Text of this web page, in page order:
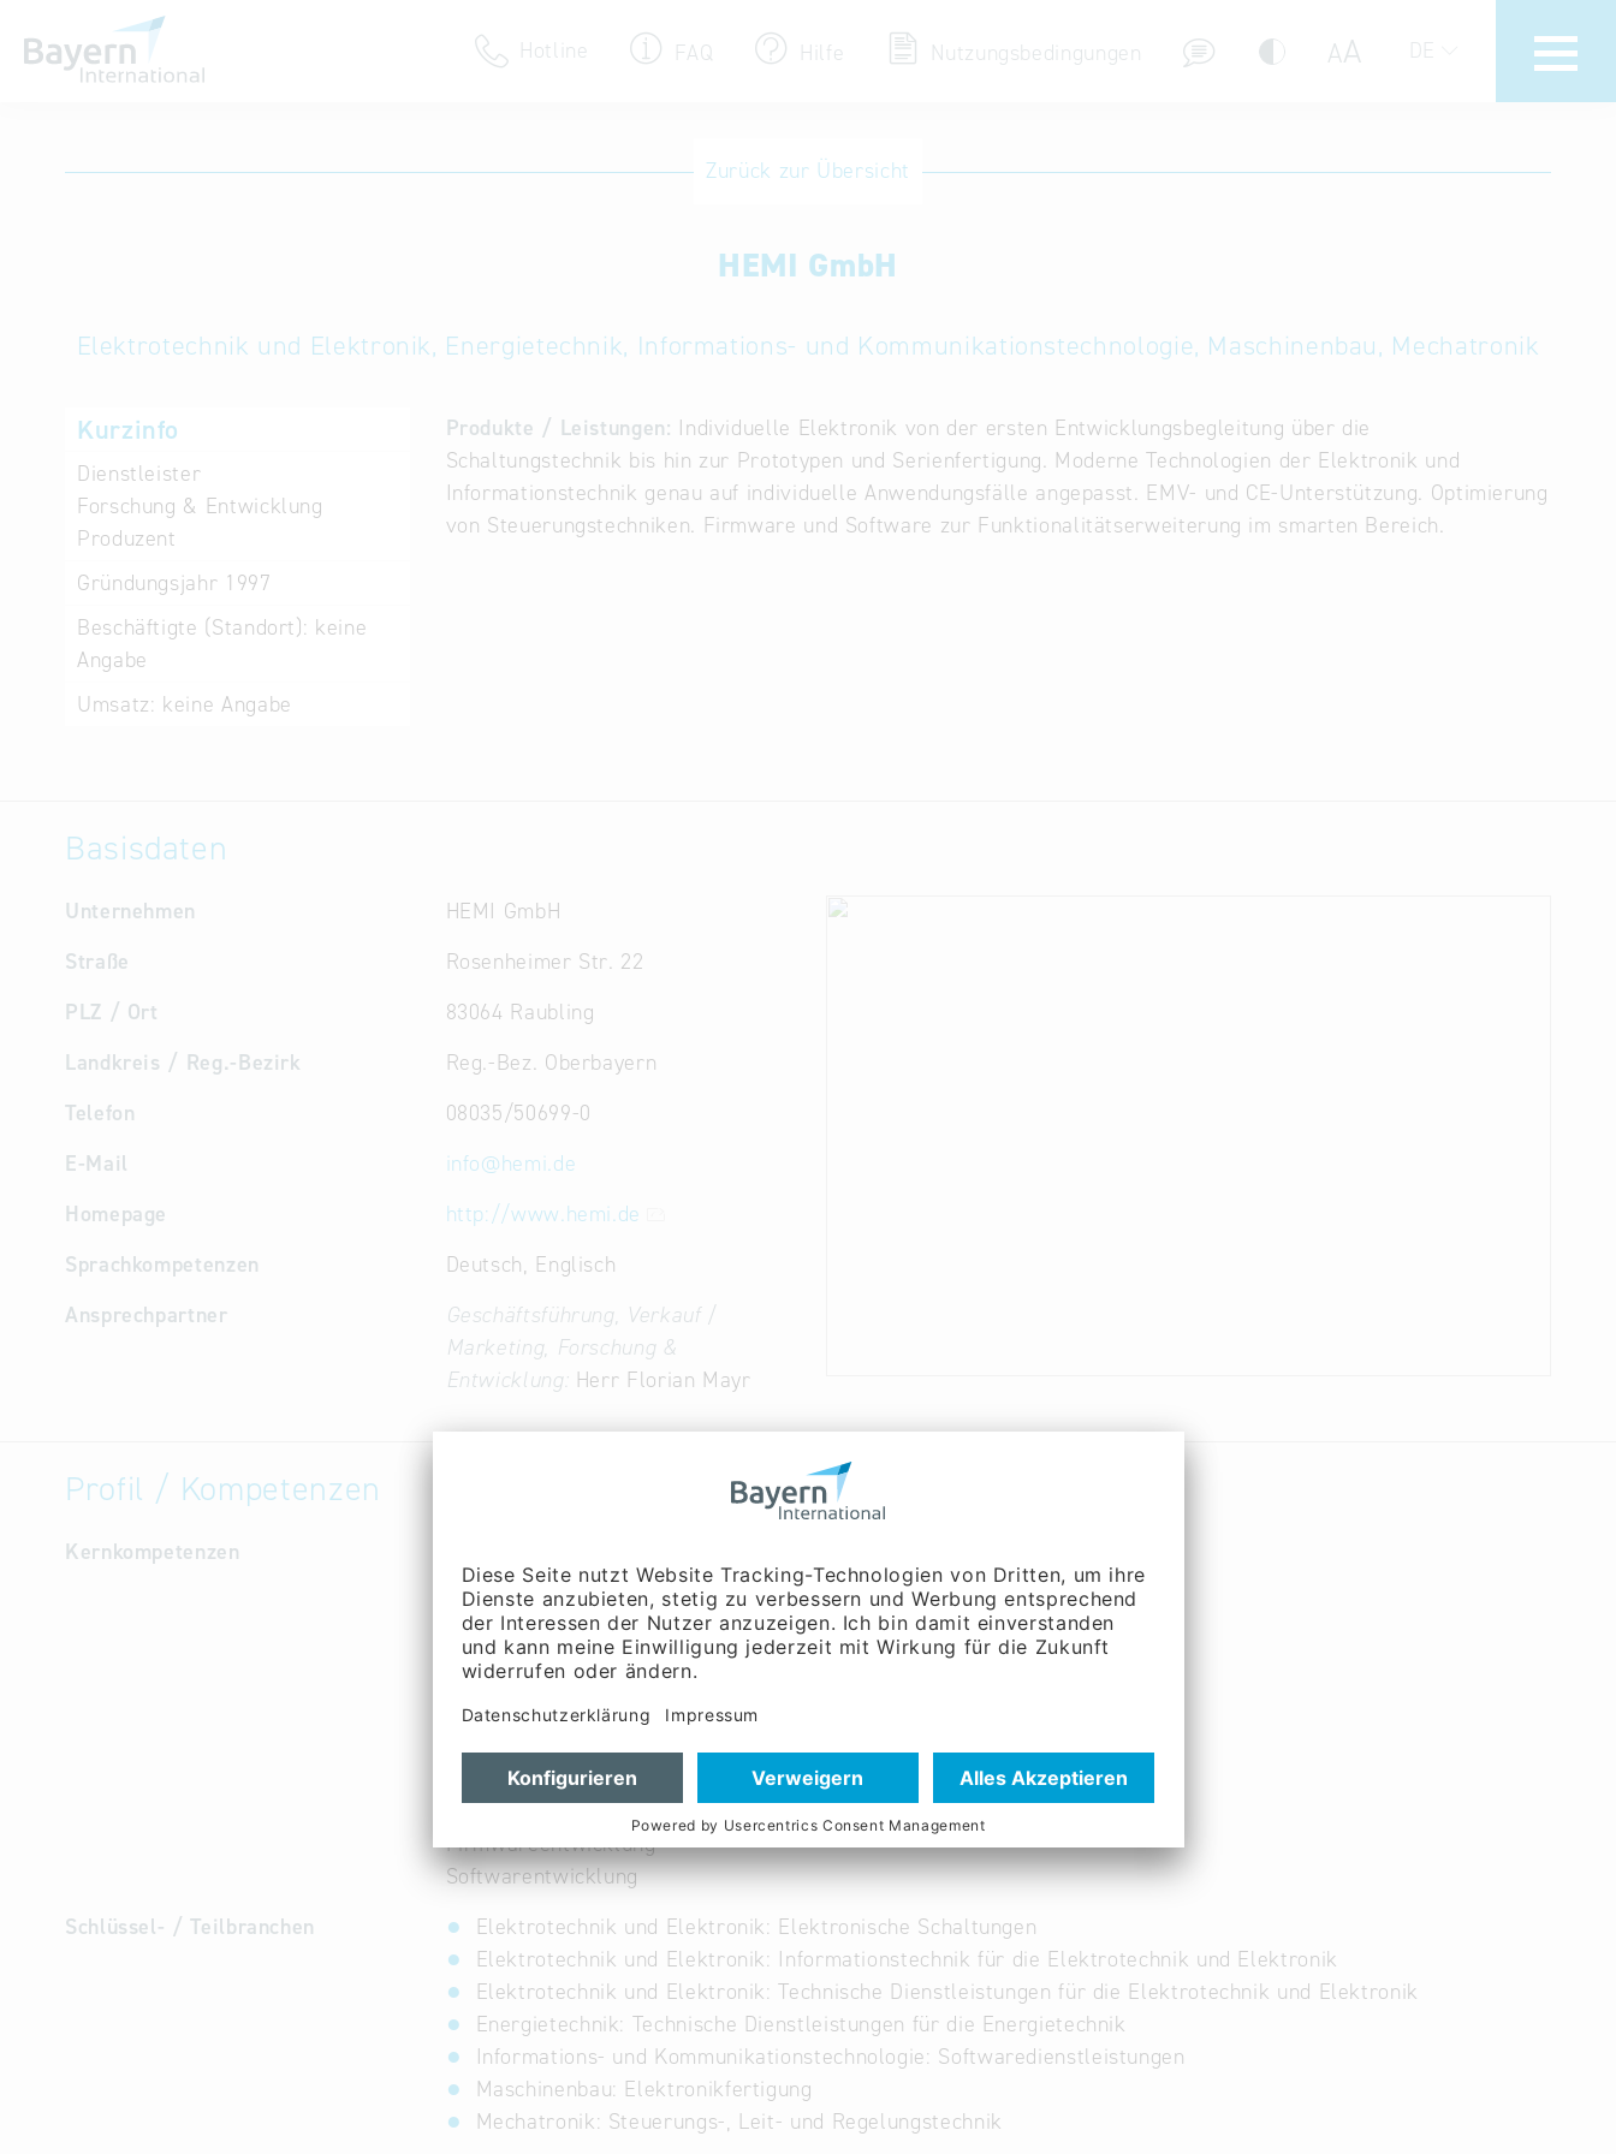
Hotline FAQ Hilfe Nutzungsbedingungen AA DE
Eintrag ändern / löschen
Aktualisieren Sie Ihren bestehenden Eintrag
Internationale Datenbanken
der Slowakei
Zurück zur Übersicht
HEMI GmbH
Elektrotechnik und Elektronik, Energietechnik, Informations- und Kommunikationstechnologie, Maschinenbau, Mechatronik
Kurzinfo
Dienstleister
Forschung & Entwicklung
Produzent
Gründungsjahr 1997
Beschäftigte (Standort): keine
Angabe
Umsatz: keine Angabe
Produkte / Leistungen: Individuelle Elektronik von der ersten Entwicklungsbegleitung über die
Schaltungstechnik bis hin zur Prototypen und Serienfertigung. Moderne Technologien der Elektronik und
Informationstechnik genau auf individuelle Anwendungsfälle angepasst. EMV- und CE-Unterstützung. Optimierung
von Steuerungstechniken. Firmware und Software zur Funktionalitätserweiterung im smarten Bereich.
Basisdaten
Unternehmen
HEMI GmbH
Straße
Rosenheimer Str. 22
PLZ / Ort
83064 Raubling
Landkreis / Reg.-Bezirk
Reg.-Bez. Oberbayern
Telefon
08035/50699-0
E-Mail
info@hemi.de
Homepage
http://www.hemi.de
Sprachkompetenzen
Deutsch, Englisch
Ansprechpartner
Geschäftsführung, Verkauf /
Marketing, Forschung &
Entwicklung: Herr Florian Mayr
Profil / Kompetenzen
Kernkompetenzen
Schaltungstechnik
Layout und Entflechtung
Miniaturisierung
Bauteilbeschaffung
Prototypenfertigung
Bestückung SMD und THT
Reflowlöten Dampfphase
Mechanik
Firmwareentwicklung
Softwarentwicklung
Schlüssel- / Teilbranchen
Elektrotechnik und Elektronik: Elektronische Schaltungen
Elektrotechnik und Elektronik: Informationstechnik für die Elektrotechnik und Elektronik
Elektrotechnik und Elektronik: Technische Dienstleistungen für die Elektrotechnik und Elektronik
Energietechnik: Technische Dienstleistungen für die Energietechnik
Informations- und Kommunikationstechnologie: Softwaredienstleistungen
Maschinenbau: Elektronikfertigung
Mechatronik: Steuerungs-, Leit- und Regelungstechnik